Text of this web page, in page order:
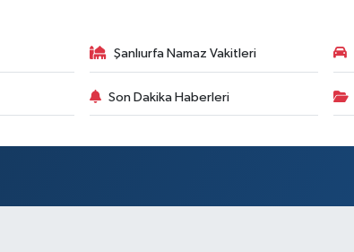
Şanlıurfa Namaz Vakitleri
Son Dakika Haberleri